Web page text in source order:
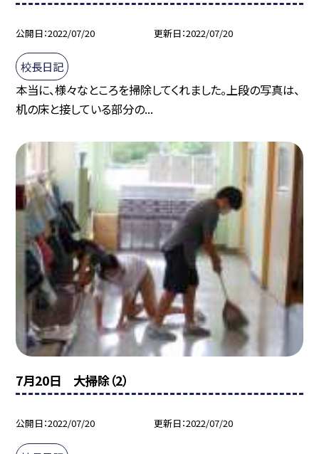
公開日 2022/07/20 更新日 2022/07/20
校長日記
本当に、様々なところを掃除してくれました。上段の写真は、
机の床と接している部分の...
7月20日 大掃除（2）
公開日 2022/07/20 更新日 2022/07/20